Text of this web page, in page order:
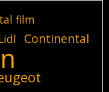
film
Continental